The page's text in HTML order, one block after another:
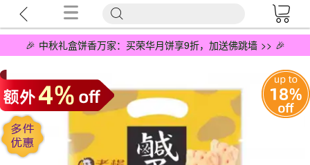
🎉 中秋礼盒饼香万家：买荣华月饼享9折，加送佛跳墙 >> 🎉